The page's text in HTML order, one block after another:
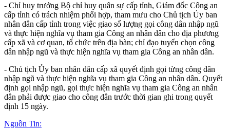
- Chỉ huy trưởng Bộ chỉ huy quân sự cấp tỉnh, Giám đốc Công an
cấp tỉnh có trách nhiệm phối hợp, tham mưu cho Chủ tịch Ủy ban
nhân dân cấp tỉnh trong việc giao số lượng gọi công dân nhập ngũ
và thực hiện nghĩa vụ tham gia Công an nhân dân cho địa phương
cấp xã và cơ quan, tổ chức trên địa bàn; chỉ đạo tuyển chọn công
dân nhập ngũ và thực hiện nghĩa vụ tham gia Công an nhân dân.
- Chủ tịch Ủy ban nhân dân cấp xã quyết định gọi từng công dân
nhập ngũ và thực hiện nghĩa vụ tham gia Công an nhân dân. Quyết
định gọi nhập ngũ, gọi thực hiện nghĩa vụ tham gia Công an nhân
dân phải được giao cho công dân trước thời gian ghi trong quyết
định 15 ngày.
Nguồn Tin: